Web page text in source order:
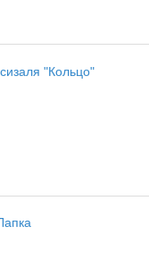
"Кольцо"